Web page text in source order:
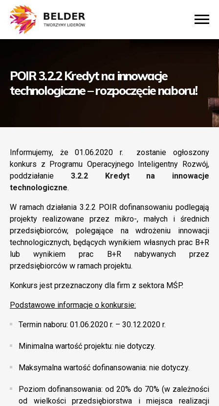
POIR 3.2.2 Kredyt na innowacje
technologiczne – rozpoczęcie naboru!
Informujemy, że 01.06.2020 r. zostanie ogłoszony
konkurs z Programu Operacyjnego Inteligentny Rozwój,
poddziałanie 3.2.2 Kredyt na innowacje
technologiczne.
W ramach działania 3.2.2 POIR dofinansowaniu podlegają
projekty realizowane przez mikro-, małych i średnich
przedsiębiorców, polegające na wdrożeniu innowacji
technologicznych, będących wynikiem własnych prac B+R
lub wynikiem prac B+R nabywanych przez
przedsiębiorców w ramach projektu.
Konkurs jest przeznaczony dla firm z sektora MŚP.
Podstawowe informacje o konkursie:
Termin naboru: 01.06.2020 r. – 30.12.2020 r.
Minimalna wartość projektu: nie dotyczy.
Maksymalna wartość dofinansowania: nie dotyczy.
Poziom dofinansowania: od 20% do 70% (w zależności
od wielkości przedsiębiorstwa i miejsca realizacji